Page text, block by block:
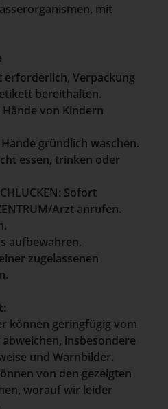
mit
erforderlich, Verpackung
bereithalten.
von Kindern
gründlich waschen.
essen, trinken oder
Sofort
Arzt anrufen.
aufbewahren.
zugelassenen
können geringfügig vom
insbesondere
und Warnbilder.
von den gezeigten
worauf wir leider